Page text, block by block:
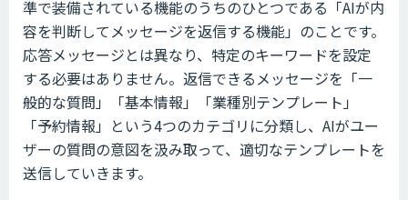
準で装備されている機能のうちのひとつである「AIが内
容を判断してメッセージを返信する機能」のことです。
応答メッセージとは異なり、特定のキーワードを設定
する必要はありません。返信できるメッセージを「一
般的な質問」「基本情報」「業種別テンプレート」
「予約情報」という4つのカテゴリに分類し、AIがユー
ザーの質問の意図を汲み取って、適切なテンプレートを
送信していきます。